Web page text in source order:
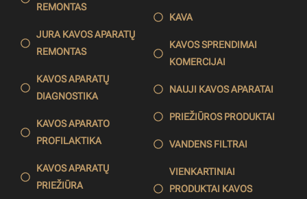
REMONTAS
JURA KAVOS APARATŲ
REMONTAS
KAVOS APARATŲ
DIAGNOSTIKA
KAVOS APARATO
PROFILAKTIKA
KAVOS APARATŲ
PRIEŽIŪRA
KAVA
KAVOS SPRENDIMAI
KOMERCIJAI
NAUJI KAVOS APARATAI
PRIEŽIŪROS PRODUKTAI
VANDENS FILTRAI
VIENKARTINIAI
PRODUKTAI KAVOS